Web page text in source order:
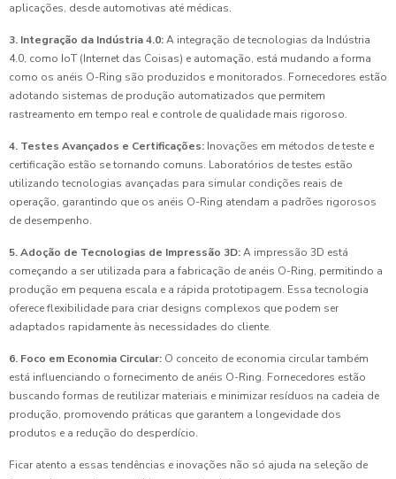
aplicações, desde automotivas até médicas.
3. Integração da Indústria 4.0:A integração de tecnologias da Indústria
4.0, como IoT (Internet das Coisas) e automação, está mudando a forma
como os anéis O-Ring são produzidos e monitorados. Fornecedores estão
adotando sistemas de produção automatizados que permitem
rastreamento em tempo real e controle de qualidade mais rigoroso.
4. Testes Avançados e Certificações: Inovações em métodos de teste e
certificação estão se tornando comuns. Laboratórios de testes estão
utilizando tecnologias avançadas para simular condições reais de
operação, garantindo que os anéis O-Ring atendam a padrões rigorosos
de desempenho.
5. Adoção de Tecnologias de Impressão 3D:A impressão 3D está
começando a ser utilizada para a fabricação de anéis O-Ring, permitindo a
produção em pequena escala e a rápida prototipagem. Essa tecnologia
oferece flexibilidade para criar designs complexos que podem ser
adaptados rapidamente às necessidades do cliente.
6. Foco em Economia Circular: O conceito de economia circular também
está influenciando o fornecimento de anéis O-Ring. Fornecedores estão
buscando formas de reutilizar materiais e minimizar resíduos na cadeia de
produção, promovendo práticas que garantem a longevidade dos
produtos e a redução do desperdício.
Ficar atento a essas tendências e inovações não só ajuda na seleção de